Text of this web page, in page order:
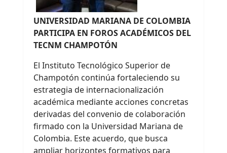
UNIVERSIDAD MARIANA DE COLOMBIA
PARTICIPA EN FOROS ACADÉMICOS DEL
TECNM CHAMPOTÓN
El Instituto Tecnológico Superior de
Champotón continúa fortaleciendo su
estrategia de internacionalización
académica mediante acciones concretas
derivadas del convenio de colaboración
firmado con la Universidad Mariana de
Colombia. Este acuerdo, que busca
ampliar horizontes formativos para